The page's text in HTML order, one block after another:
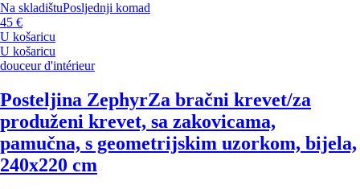
Na skladištuPosljednji komad
45 €
U košaricu
U košaricu
douceur d'intérieur
Posteljina ZephyrZa bračni krevet/za
produženi krevet, sa zakovicama,
pamučna, s geometrijskim uzorkom, bijela,
240x220 cm